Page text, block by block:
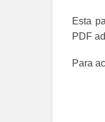
Esta
PDF
Para